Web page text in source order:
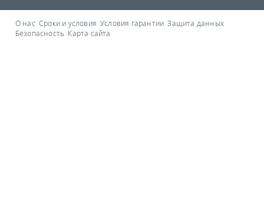
О нас Сроки и условия Условия гарантии Защита данных
Безопасность Карта сайта